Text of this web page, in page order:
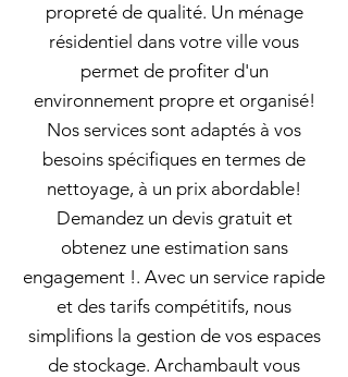
propreté de qualité. Un ménage
résidentiel dans votre ville vous
permet de profiter d'un
environnement propre et organisé!
Nos services sont adaptés à vos
besoins spécifiques en termes de
nettoyage, à un prix abordable!
Demandez un devis gratuit et
obtenez une estimation sans
engagement !. Avec un service rapide
et des tarifs compétitifs, nous
simplifions la gestion de vos espaces
de stockage. Archambault vous